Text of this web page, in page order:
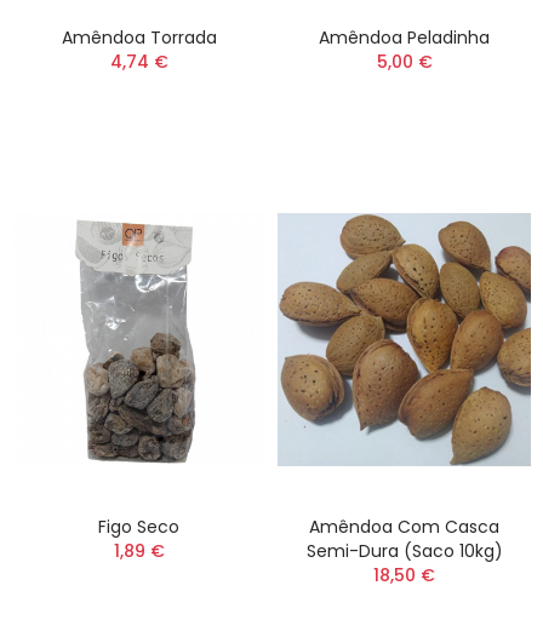
Amêndoa Torrada
4,74 €
Amêndoa Peladinha
5,00 €
Figo Seco
1,89 €
Amêndoa Com Casca
Semi-Dura (saco 10kg)
18,50 €